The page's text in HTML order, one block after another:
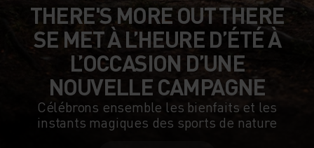
THERE'S MORE OUT THERE
SE MET À L’HEURE D’ÉTÉ À
L’OCCASION D’UNE
NOUVELLE CAMPAGNE
Célébrons ensemble les bienfaits et les
instants magiques des sports de nature